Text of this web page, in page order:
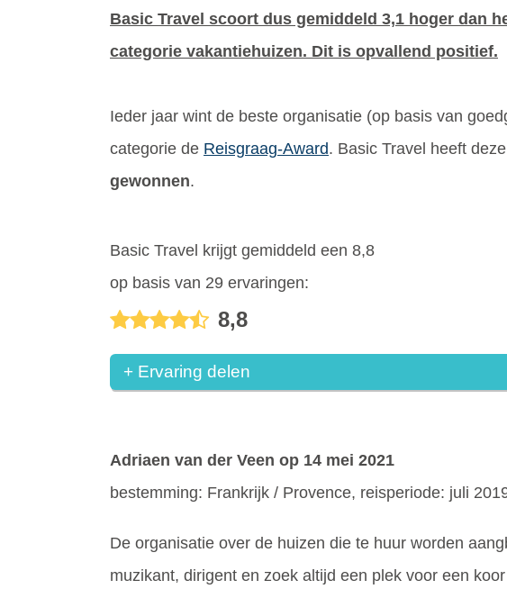
Basic Travel scoort dus gemiddeld 3,1 hoger dan
categorie vakantiehuizen. Dit is opvallend positief.
Ieder jaar wint de beste organisatie (op basis van
categorie de Reisgraag-Award. Basic Travel heeft
gewonnen.
Basic Travel krijgt gemiddeld een 8,8
op basis van 29 ervaringen:
8,8
+ Ervaring delen
Adriaen van der Veen op 14 mei 2021
bestemming: Frankrijk / Provence, reisperiode: juli
De organisatie over de huizen die te huur worden
muzikant, dirigent en zoek altijd een plek voor een